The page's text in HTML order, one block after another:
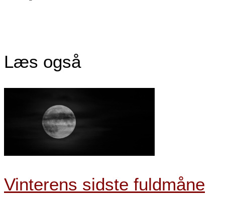
Læs også
Vinterens sidste fuldmåne